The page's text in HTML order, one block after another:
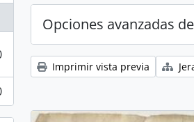
Opciones avanzadas
Imprimir vista previa